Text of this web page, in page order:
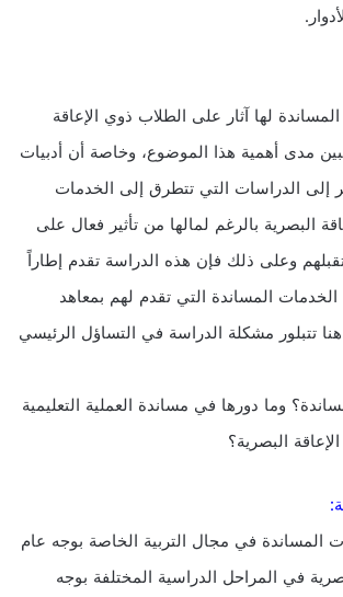
لها آثار على الطلاب ذوي الإعاقة
مدى أهمية هذا الموضوع، وخاصة أن أدبيات
إلى الدراسات التي تتطرق إلى الخدمات
البصرية بالرغم لمالها من تأثير فعال على
وعلى ذلك فإن هذه الدراسة تقدم إطاراً
المساندة التي تقدم لهم بمعاهد
تتبلور مشكلة الدراسة في التساؤل الرئيسي
وما دورها في مساندة العملية التعليمية
البصرية؟
المساندة في مجال التربية الخاصة بوجه عام
في المراحل الدراسية المختلفة بوجه